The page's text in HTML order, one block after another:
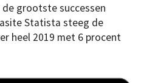
grootste successen
Statista steeg de
heel 2019 met 6 procent